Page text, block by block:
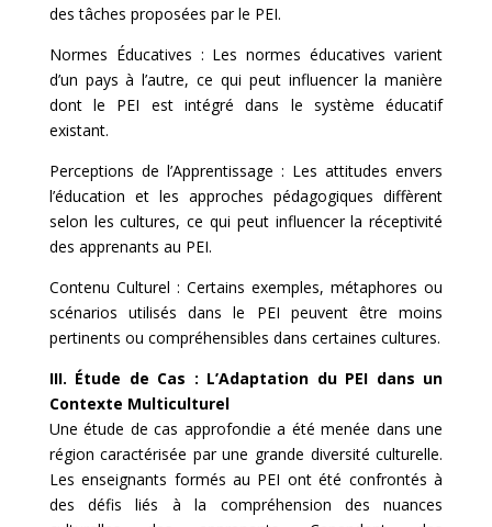
des tâches proposées par le PEI.
Normes Éducatives : Les normes éducatives varient
d’un pays à l’autre, ce qui peut influencer la manière
dont le PEI est intégré dans le système éducatif
existant.
Perceptions de l’Apprentissage : Les attitudes envers
l’éducation et les approches pédagogiques diffèrent
selon les cultures, ce qui peut influencer la réceptivité
des apprenants au PEI.
Contenu Culturel : Certains exemples, métaphores ou
scénarios utilisés dans le PEI peuvent être moins
pertinents ou compréhensibles dans certaines cultures.
III. Étude de Cas : L’Adaptation du PEI dans un
Contexte Multiculturel
Une étude de cas approfondie a été menée dans une
région caractérisée par une grande diversité culturelle.
Les enseignants formés au PEI ont été confrontés à
des défis liés à la compréhension des nuances